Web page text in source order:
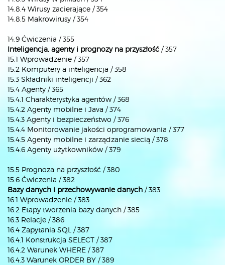
14.8.4 Wirusy zacierające / 354
14.8.5 Makrowirusy / 354
14.9 Ćwiczenia / 355
Inteligencja, agenty i prognozy na przyszłość / 357
15.1 Wprowadzenie / 357
15.2 Komputery a inteligencja / 358
15.3 Składniki inteligencji / 362
15.4 Agenty / 365
15.4.1 Charakterystyka agentów / 368
15.4.2 Agenty mobilne i Java / 374
15.4.3 Agenty i bezpieczeństwo / 376
15.4.4 Monitorowanie jakości oprogramowania / 377
15.4.5 Agenty mobilne i zarządzanie siecią / 378
15.4.6 Agenty użytkowników / 379
15.5 Prognoza na przyszłość / 380
15.6 Ćwiczenia / 382
Bazy danych i przechowywanie danych / 383
16.1 Wprowadzenie / 383
16.2 Etapy tworzenia bazy danych / 385
16.3 Relacje / 386
16.4 Zapytania SQL / 387
16.4.1 Konstrukcja SELECT / 387
16.4.2 Warunek WHERE / 387
16.4.3 Warunek ORDER BY / 389